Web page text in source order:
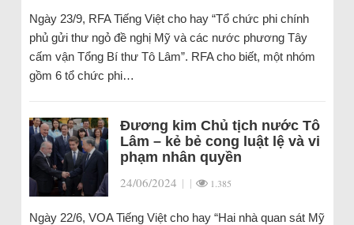
Ngày 23/9, RFA Tiếng Việt cho hay “Tổ chức phi chính
phủ gửi thư ngỏ đề nghị Mỹ và các nước phương Tây
cấm vận Tổng Bí thư Tô Lâm”. RFA cho biết, một nhóm
gồm 6 tổ chức phi…
Đương kim Chủ tịch nước Tô
Lâm – kẻ bẻ cong luật lệ và vi
phạm nhân quyền
24/06/2024 | | 1.385
Ngày 22/6, VOA Tiếng Việt cho hay “Hai nhà quan sát Mỹ